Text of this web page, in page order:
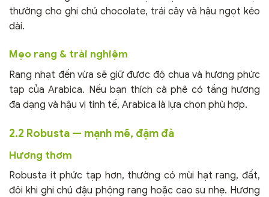
thường cho ghi chú chocolate, trái cây và hậu ngọt kéo
dài.
Mẹo rang & trải nghiệm
Rang nhạt đến vừa sẽ giữ được độ chua và hương phức
tạp của Arabica. Nếu bạn thích cà phê có tầng hương
đa dạng và hậu vị tinh tế, Arabica là lựa chọn phù hợp.
2.2 Robusta — mạnh mẽ, đậm đà
Hương thơm
Robusta ít phức tạp hơn, thường có mùi hạt rang, đất,
đôi khi ghi chú đậu phộng rang hoặc cao su nhẹ. Hương